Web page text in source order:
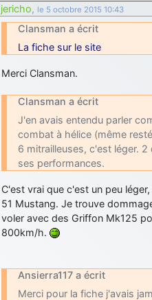
jericho, le 5 octobre 2015 10:43
Clansman a écrit
La fiche sur le site
Merci Clansman.
Clansman a écrit
J'en avais entendu parler
combat à hélice (même
6 mitrailleuses, c'est léger.
ses performances.
C'est vrai que c'est un peu
51 Mustang. Je trouve
voler avec des Griffon Mk125
800km/h.
Ansierra117 a écrit
Merci pour la fiche j'avais